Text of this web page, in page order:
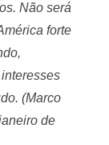
Não será
forte
(Marco
de